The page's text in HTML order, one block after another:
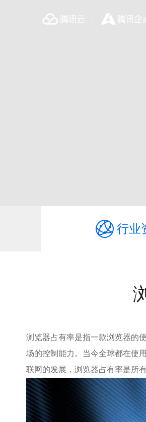
行业
浏览器占有率是指一款浏览器的
场的控制能力。当今全球都在使
联网的发展，浏览器占有率是所